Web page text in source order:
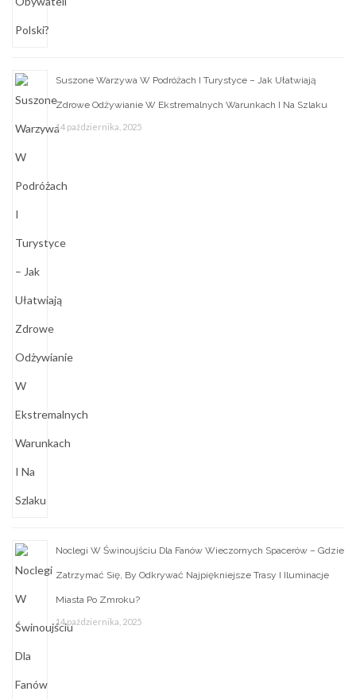
Suszone Warzywa W Podróżach I Turystyce – Jak Ułatwiają
Zdrowe Odżywianie W Ekstremalnych Warunkach I Na Szlaku
14 października, 2025
Noclegi W Świnoujściu Dla Fanów Wieczornych Spacerów – Gdzie
Zatrzymać Się, By Odkrywać Najpiękniejsze Trasy I Iluminacje
Miasta Po Zmroku?
14 października, 2025